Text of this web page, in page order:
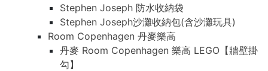
Stephen Joseph 防水收納袋
Stephen Joseph沙灘收納包(含沙灘玩具)
Room Copenhagen 丹麥樂高
丹麥 Room Copenhagen 樂高 LEGO【牆壁掛
勾】